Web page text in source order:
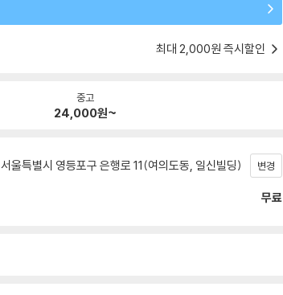
최대 2,000원 즉시할인
중고
24,000원~
서울특별시 영등포구 은행로 11(여의도동, 일신빌딩) 변경
무료